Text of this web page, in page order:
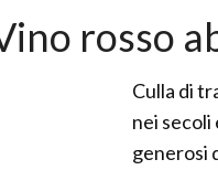
rosso
Culla di
nei
generosi